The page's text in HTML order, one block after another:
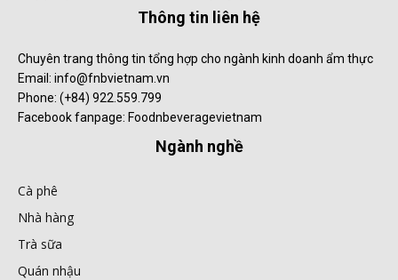
Thông tin liên hệ
Chuyên trang thông tin tổng hợp cho ngành kinh doanh ẩm thực
Email: info@fnbvietnam.vn
Phone: (+84) 922.559.799
Facebook fanpage: Foodnbeveragevietnam
Ngành nghề
Cà phê
Nhà hàng
Trà sữa
Quán nhậu